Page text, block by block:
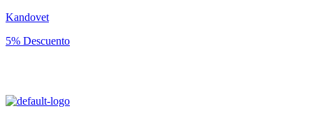
Kandovet
5% Descuento